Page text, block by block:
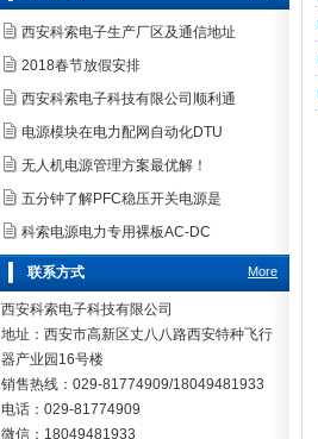
西安科索电子生产厂区及通信地址
2018春节放假安排
西安科索电子科技有限公司顺利通
电源模块在电力配网自动化DTU
无人机电源管理方案最优解！
五分钟了解PFC稳压开关电源是
科索电源电力专用裸板AC-DC
More
联系方式
西安科索电子科技有限公司
地址：西安市高新区丈八八路西安特种飞行
器产业园16号楼
销售热线：029-81774909/18049481933
电话：029-81774909
微信：18049481933